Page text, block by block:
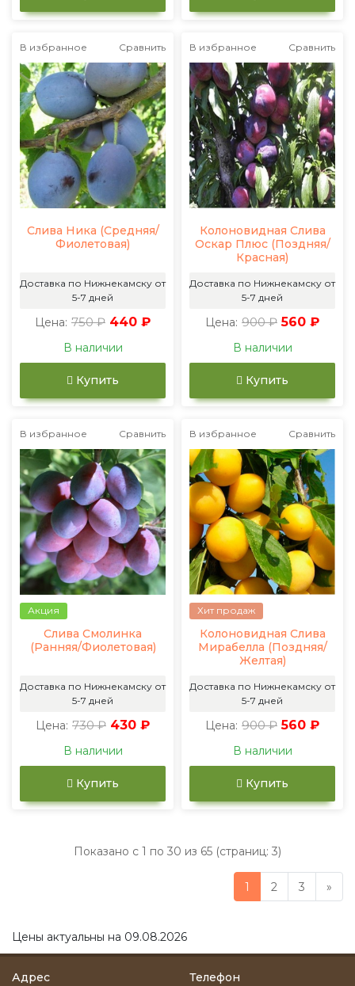
В избранное Сравнить
Слива Ника (Средняя/
Фиолетовая)
Доставка по Нижнекамску от
5-7 дней
Цена: 750 ₽ 440 ₽
В наличии
Купить
В избранное Сравнить
Колоновидная Слива
Оскар Плюс (Поздняя/
Красная)
Доставка по Нижнекамску от
5-7 дней
Цена: 900 ₽ 560 ₽
В наличии
Купить
В избранное Сравнить
Акция
Слива Смолинка
(Ранняя/Фиолетовая)
Доставка по Нижнекамску от
5-7 дней
Цена: 730 ₽ 430 ₽
В наличии
Купить
В избранное Сравнить
Хит продаж
Колоновидная Слива
Мирабелла (Поздняя/
Желтая)
Доставка по Нижнекамску от
5-7 дней
Цена: 900 ₽ 560 ₽
В наличии
Купить
Показано с 1 по 30 из 65 (страниц: 3)
1 2 3 »
Цены актуальны на 09.08.2026
Адрес Телефон